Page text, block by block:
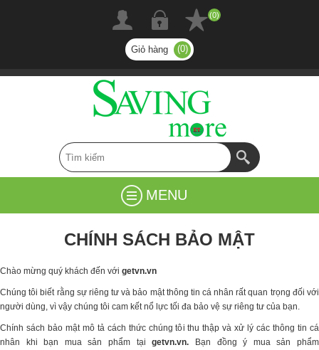
(0)
Giỏ hàng (0)
MENU
CHÍNH SÁCH BẢO MẬT
Chào mừng quý khách đến với getvn.vn
Chúng tôi biết rằng sự riêng tư và bảo mật thông tin cá nhân rất quan trọng đối với
người dùng, vì vậy chúng tôi cam kết nổ lực tối đa bảo vệ sự riêng tư của bạn.
Chính sách bảo mật mô tả cách thức chúng tôi thu thập và xử lý các thông tin cá
nhân khi bạn mua sản phẩm tạigetvn.vn. Bạn đồng ý mua sản phẩm